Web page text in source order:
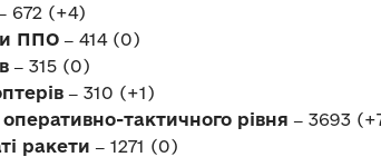
672 (+4)
ППО ‒ 414 (0)
‒ 315 (0)
‒ 310 (+1)
тактичного рівня ‒ 3693
ракети ‒ 1271 (0)